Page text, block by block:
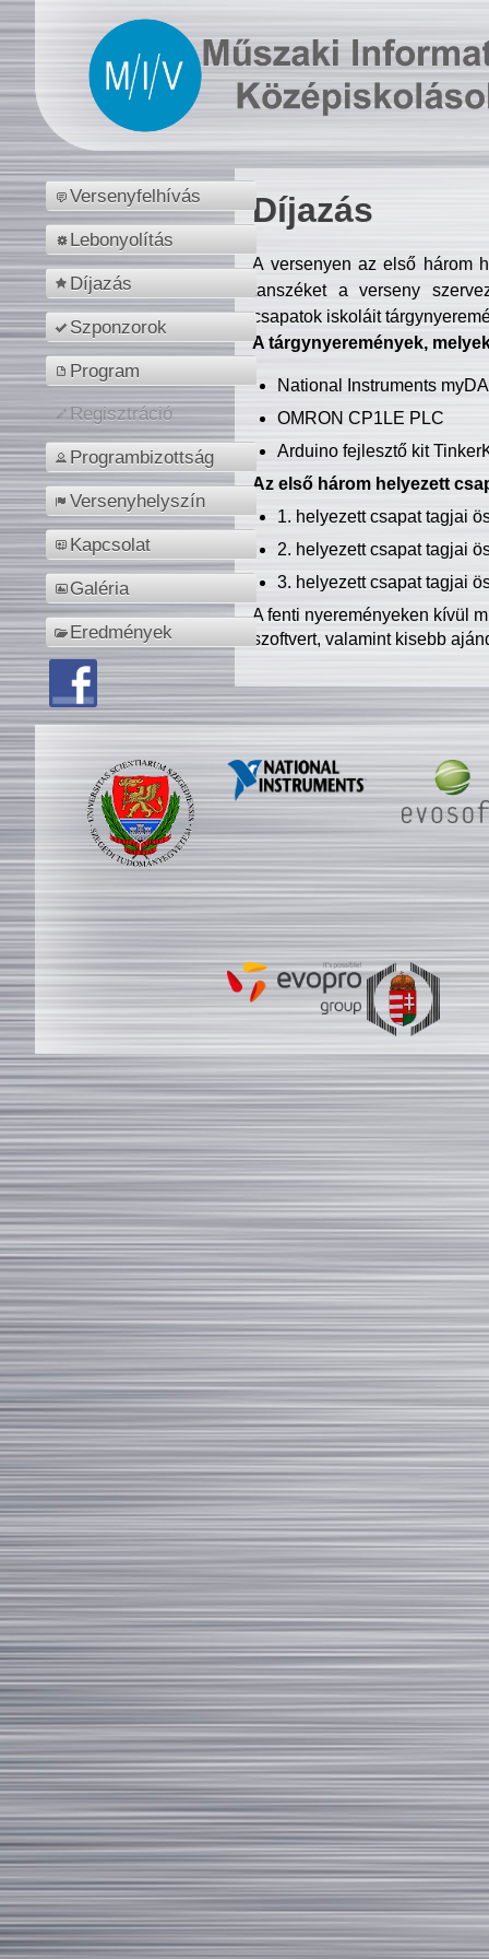
Versenyfelhívás
Lebonyolítás
Díjazás
Szponzorok
Program
Regisztráció
Programbizottság
Versenyhelyszín
Kapcsolat
Galéria
Eredmények
Díjazás
A versenyen az első három
tanszéket a verseny
csapatok iskoláit
A tárgynyeremények,
National Instruments
OMRON CP1LE PLC
Arduino fejlesztő kit
Az első három helyezett
1. helyezett csapat tagjai
2. helyezett csapat tagjai
3. helyezett csapat tagjai
A fenti nyereményeken kívül
szoftvert, valamint kisebb